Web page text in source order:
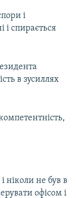
і
і спирається
в зусиллях
ніколи не був в
офісом і